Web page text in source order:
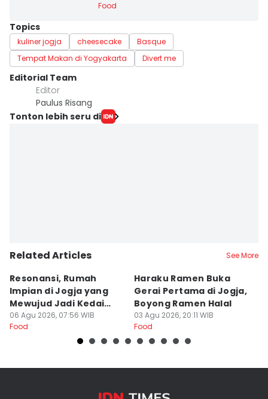
Food
Topics
kuliner jogja cheesecake
Basque
Tempat Makan di Yogyakarta
Divert me
Editorial Team
Editor
Paulus Risang
Tonton lebih seru di
Related Articles See More
Resonansi, Rumah
Impian di Jogja yang
Mewujud Jadi Kedai
Ramen dan Burger
06 Agu 2026, 07:56 WIB
Food
Haraku Ramen Buka
Gerai Pertama di Jogja,
Boyong Ramen Halal
03 Agu 2026, 20:11 WIB
Food